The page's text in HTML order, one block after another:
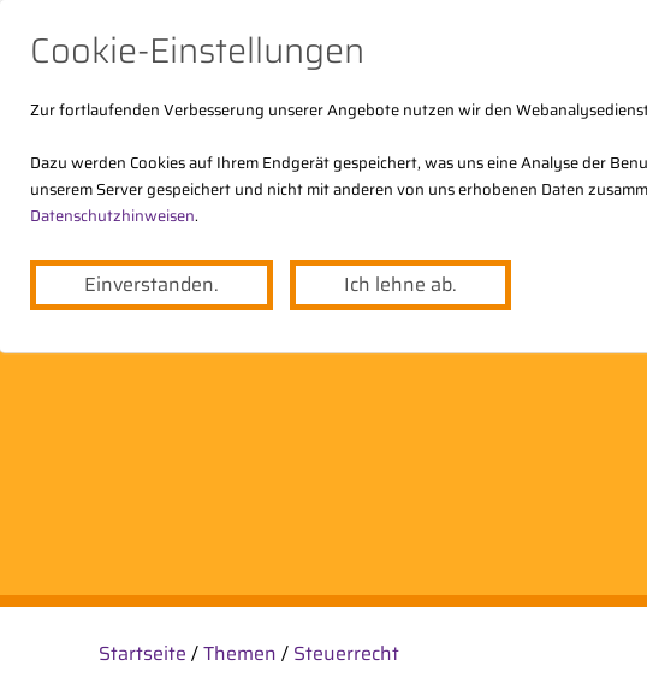
Cookie-Einstellungen
Zur fortlaufenden Verbesserung unserer Angebote nutzen wir den
Dazu werden Cookies auf Ihrem Endgerät gespeichert, was uns eine Analyse der
unserem Server gespeichert und nicht mit anderen von uns erhobenen Daten
Datenschutzhinweisen.
Einverstanden. Ich lehne ab.
Der DStV Themen Angebote Regional
Startseite /Themen / Steuerrecht